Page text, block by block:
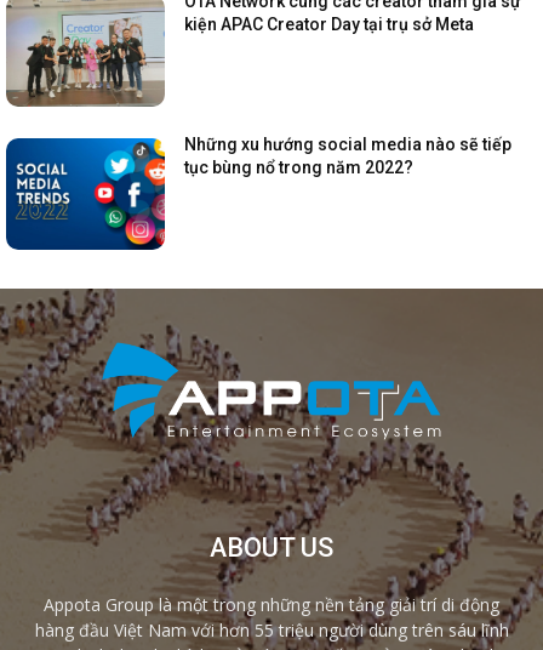
kiện APAC Creator Day tại trụ sở Meta
Những xu hướng social media nào sẽ tiếp
tục bùng nổ trong năm 2022?
ABOUT US
Appota Group là một trong những nền tảng giải trí di động
hàng đầu Việt Nam với hơn 55 triệu người dùng trên sáu lĩnh